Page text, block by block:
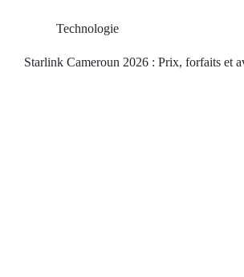
Technologie
Starlink Cameroun 2026 : Prix, forfaits et